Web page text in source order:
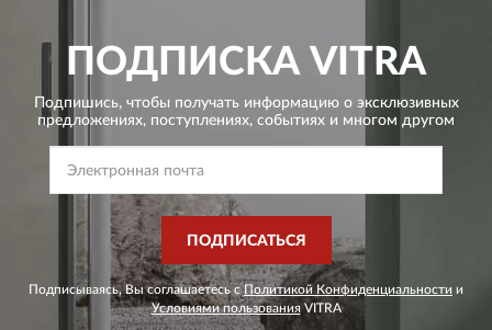
ПОДПИСКА VITRA
Подпишись, чтобы получать информацию о эксклюзивных
предложениях, поступлениях, событиях и многом другом
ПОДПИСАТЬСЯ
Подписываясь, Вы соглашаетесь сПолитикой Конфиденциальности и
Условиями пользованияVITRA